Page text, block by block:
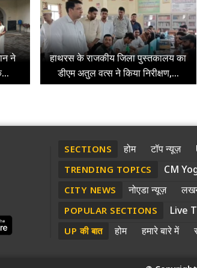
ने
हाथरस के राजकीय जिला पुस्तकालय का
डीएम अतुल वत्स ने किया निरीक्षण,...
SECTIONS होम टॉप न्यूज़
TRENDING TOPICS CM
CITY NEWS नोएडा न्यूज़
POPULAR SECTIONS Live
UP की बात होम हमारे बारे में